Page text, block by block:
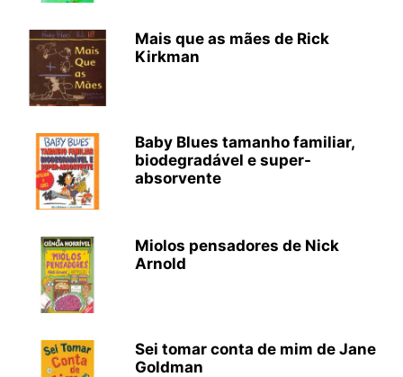
Mais que as mães de Rick
Kirkman
Baby Blues tamanho familiar,
biodegradável e super-
absorvente
Miolos pensadores de Nick
Arnold
Sei tomar conta de mim de Jane
Goldman